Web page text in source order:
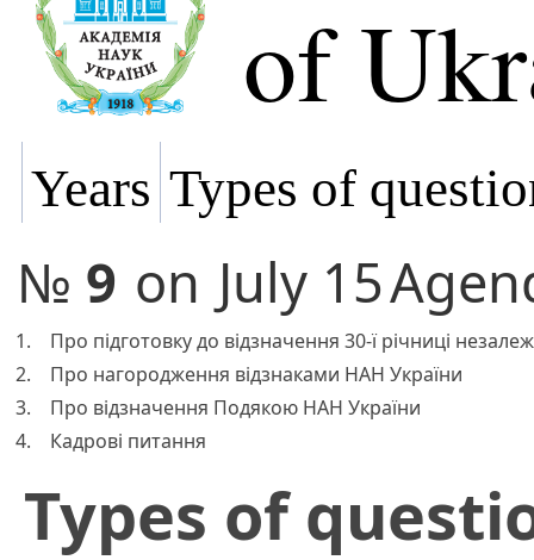
of
Years Types of
№ 9 on July 15
1.
Про підготовку до відзначення 30-ї річниці
2.
Про нагородження відзнаками НАН України
3.
Про відзначення Подякою НАН України
4.
Кадрові питання
​Types of